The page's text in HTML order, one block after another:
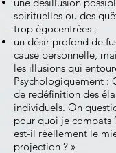
spirituelles ou des
trop égocentrées ;
un désir profond de
cause personnelle,
les illusions qui
Psychologiquement :
de redéfinition des
individuels. On
pour quoi je combats
est-il réellement le
projection ? »